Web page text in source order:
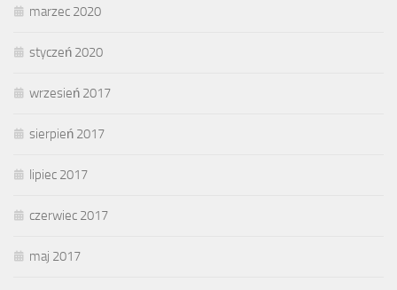
marzec 2020
styczeń 2020
wrzesień 2017
sierpień 2017
lipiec 2017
czerwiec 2017
maj 2017